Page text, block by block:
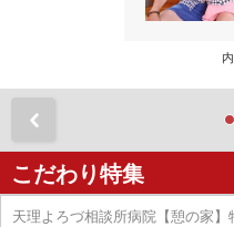
こだわり特集
天理よろづ相談所病院【憩の家】